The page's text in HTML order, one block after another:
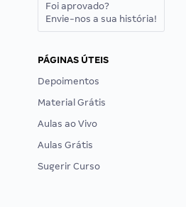
Foi aprovado?
Envie-nos a sua história!
PÁGINAS ÚTEIS
Depoimentos
Material Grátis
Aulas ao Vivo
Aulas Grátis
Sugerir Curso